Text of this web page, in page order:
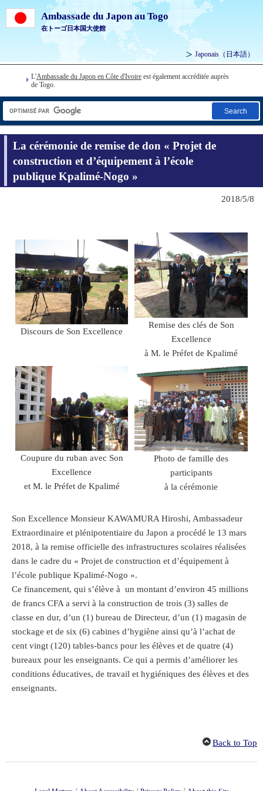
Ambassade du Japon au Togo
在トーゴ日本国大使館
Japonais（日本語）
L'Ambassade du Japon en Côte d'Ivoire est également accréditée auprès
de Togo.
Search
La cérémonie de remise de don « Projet de
construction et d’équipement à l’école
publique Kpalimé-Nogo »
2018/5/8
Discours de Son Excellence
Remise des clés de Son
Excellence
à M. le Préfet de Kpalimé
Coupure du ruban avec Son
Excellence
et M. le Préfet de Kpalimé
Photo de famille des
participants
à la cérémonie
Son Excellence Monsieur KAWAMURA Hiroshi, Ambassadeur
Extraordinaire et plénipotentiaire du Japon a procédé le 13 mars
2018, à la remise officielle des infrastructures scolaires réalisées
dans le cadre du « Projet de construction et d’équipement à
l’école publique Kpalimé-Nogo ».
Ce financement, qui s’élève à un montant d’environ 45 millions
de francs CFA a servi à la construction de trois (3) salles de
classe en dur, d’un (1) bureau de Directeur, d’un (1) magasin de
stockage et de six (6) cabines d’hygiène ainsi qu’à l’achat de
cent vingt (120) tables-bancs pour les élèves et de quatre (4)
bureaux pour les enseignants. Ce qui a permis d’améliorer les
conditions éducatives, de travail et hygiéniques des élèves et des
enseignants.
Back to Top